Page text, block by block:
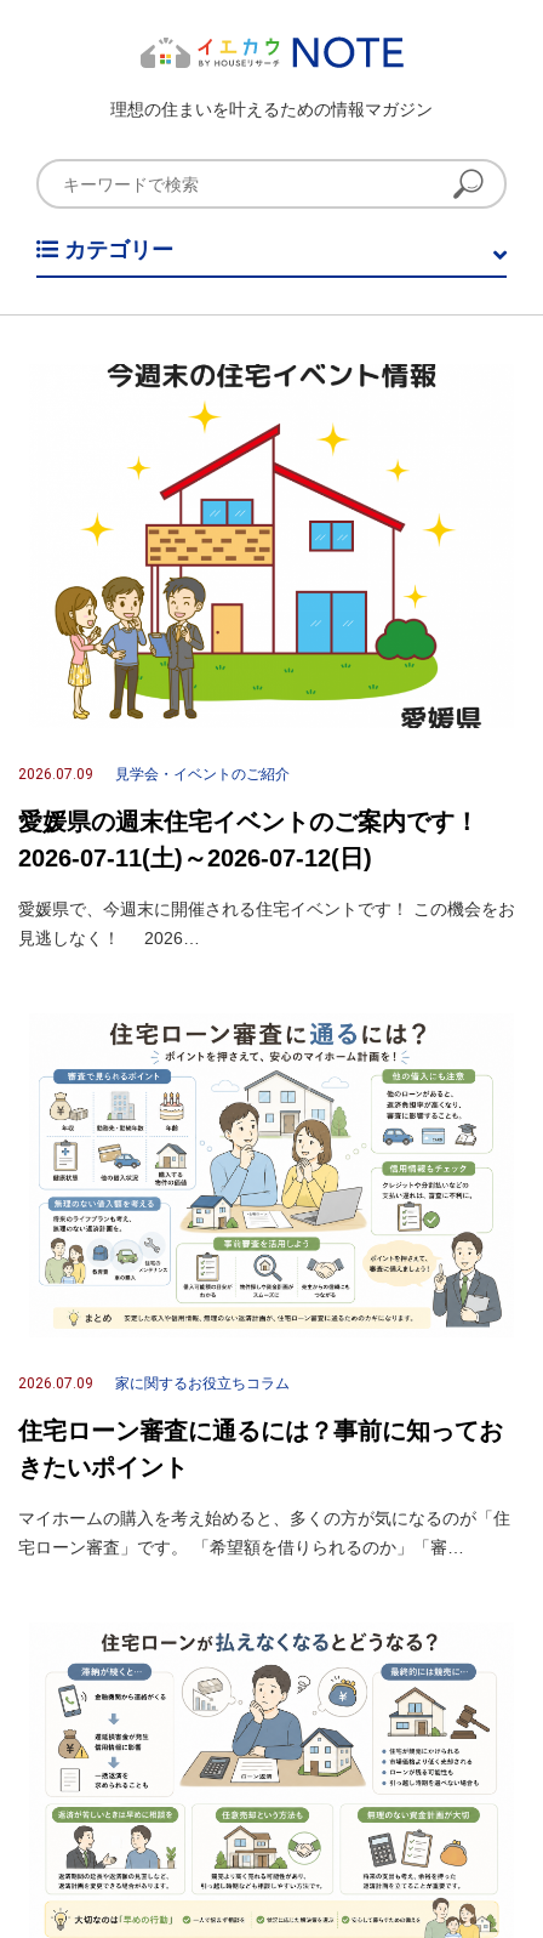
理想の住まいを叶えるための情報マガジン
カテゴリー
2026.07.09 見学会・イベントのご紹介
愛媛県の週末住宅イベントのご案内です！
2026-07-11(土)～2026-07-12(日)
愛媛県で、今週末に開催される住宅イベントです！ この機会をお
見逃しなく！ 2026…
2026.07.09 家に関するお役立ちコラム
住宅ローン審査に通るには？事前に知ってお
きたいポイント
マイホームの購入を考え始めると、多くの方が気になるのが「住
宅ローン審査」です。 「希望額を借りられるのか」「審…